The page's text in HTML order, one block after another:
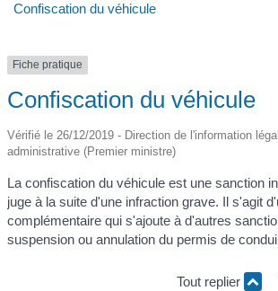
Confiscation du véhicule
Fiche pratique
Confiscation du véhicule
Vérifié le 26/12/2019 - Direction de l'information
administrative (Premier ministre)
La confiscation du véhicule est une sanction
juge à la suite d'une infraction grave. Il s'agit
complémentaire qui s'ajoute à d'autres
suspension ou annulation du permis de
Tout replier